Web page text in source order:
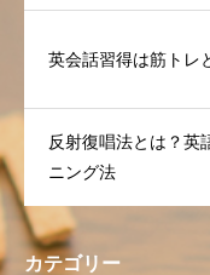
英会話習得は筋トレ
反射復唱法とは？英
ニング法
カテゴリー